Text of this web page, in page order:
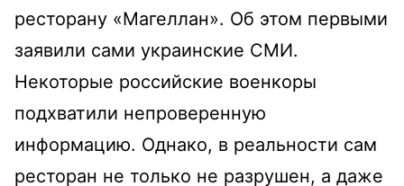
ресторану «Магеллан». Об этом первыми
заявили сами украинские СМИ.
Некоторые российские военкоры
подхватили непроверенную
информацию. Однако, в реальности сам
ресторан не только не разрушен, а даже